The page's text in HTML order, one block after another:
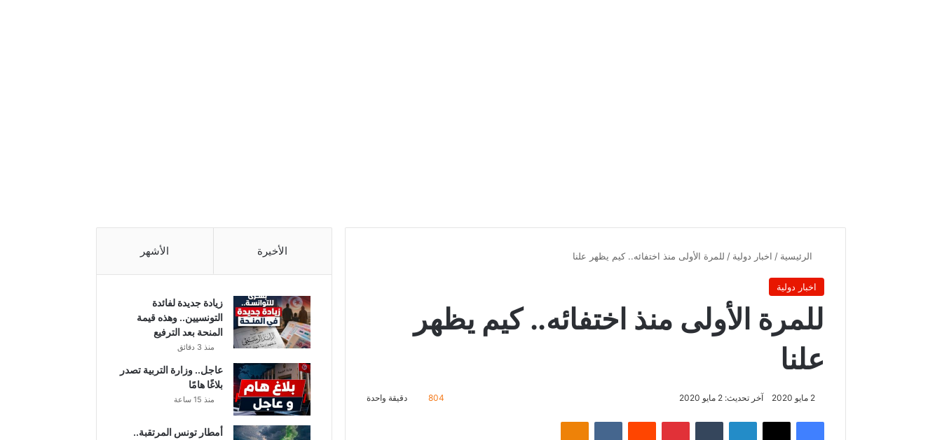
الرئيسية / اخبار دولية / للمرة الأولى منذ اختفائه.. كيم يظهر علنا
اخبار دولية
للمرة الأولى منذ اختفائه.. كيم يظهر
علنا
2 مايو 2020 آخر تحديث: 2 مايو 2020 804 دقيقة واحدة
فيسبوك لينكدإن بينتيريست
الأخيرة الأشهر
زيادة جديدة لفائدة
التونسيين.. وهذه قيمة
المنحة بعد الترفيع
منذ 3 دقائق
عاجل.. وزارة التربية تصدر
بلاغًا هامًا
منذ 15 ساعة
أمطار تونس المرتقبة..